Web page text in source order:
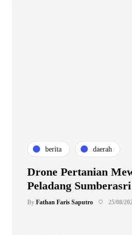
berita daerah
Drone Pertanian
Peladang Sumberasri
By Fathan Faris Saputro 25/08/